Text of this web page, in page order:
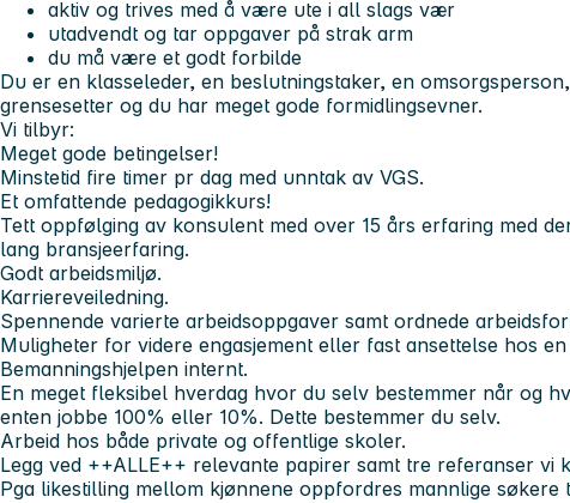
aktiv og trives med å være ute i all slags vær
utadvendt og tar oppgaver på strak arm
du må være et godt forbilde
Du er en klasseleder, en beslutningstaker, en
grensesetter og du har meget gode formidlingsevner.
Vi tilbyr:
Meget gode betingelser!
Minstetid fire timer pr dag med unntak av VGS.
Et omfattende pedagogikkurs!
Tett oppfølging av konsulent med over 15 års erfaring med
lang bransjeerfaring.
Godt arbeidsmiljø.
Karriereveiledning.
Spennende varierte arbeidsoppgaver samt ordnede
Muligheter for videre engasjement eller fast ansettelse hos
Bemanningshjelpen internt.
En meget fleksibel hverdag hvor du selv bestemmer når og
enten jobbe 100% eller 10%. Dette bestemmer du selv.
Arbeid hos både private og offentlige skoler.
Legg ved ++ALLE++ relevante papirer samt tre referanser vi
Pga likestilling mellom kjønnene oppfordres mannlige søkere